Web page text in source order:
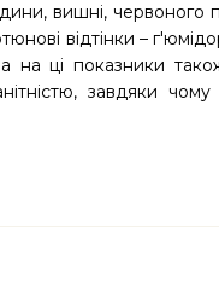
вишні,
відтінки –
на ці показники
завдяки